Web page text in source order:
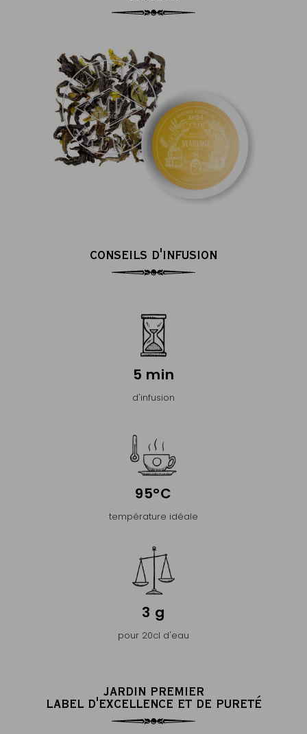
CONSEILS D'INFUSION
5 min
d'infusion
95°C
température idéale
3 g
pour 20cl d'eau
JARDIN PREMIER
LABEL D'EXCELLENCE ET DE PURETÉ